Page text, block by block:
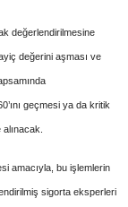
değerlendirilmesine
değerini aşması ve
geçmesi ya da kritik
amacıyla, bu işlemlerin
sigorta eksperleri